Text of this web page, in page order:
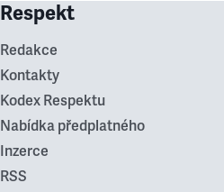
Respekt
Redakce
Kontakty
Kodex Respektu
Nabídka předplatného
Inzerce
RSS